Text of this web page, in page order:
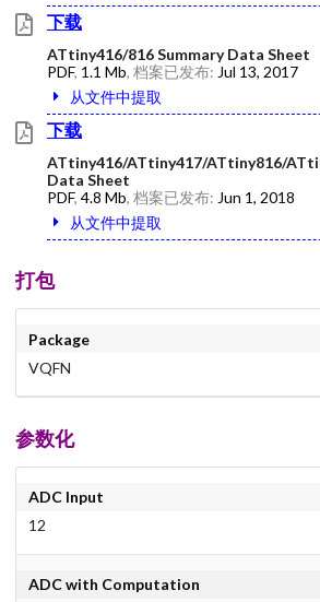
下载
ATtiny416/816 Summary Data Sheet
PDF, 1.1 Mb, 档案已发布: Jul 13, 2017
从文件中提取
下载
ATtiny416/ATtiny417/ATtiny816/
Data Sheet
PDF, 4.8 Mb, 档案已发布: Jun 1, 2018
从文件中提取
打包
Package
VQFN
参数化
ADC Input
12
ADC with Computation